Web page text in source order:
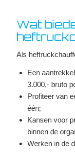
Wat
Als
Een
3.000,- bruto
Profiteer van
één;
Kansen voor
binnen de
Werken in de